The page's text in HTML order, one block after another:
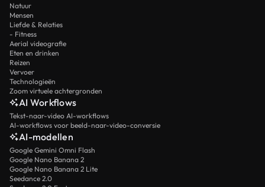
Natuur
Mensen
Liefde & Relaties
- Fitness
Aerial videografie
Eten en drinken
Reizen
Vervoer
Technologieën
Zoom virtuele achtergronden
AI Workflows
Tekst-naar-video AI-workflows
AI-workflows voor beeld-naar-video-conversie
AI-modellen
Google Gemini Omni Flash
Google Nano Banana 2
Google Nano Banana 2 Lite
Seedance 2.0